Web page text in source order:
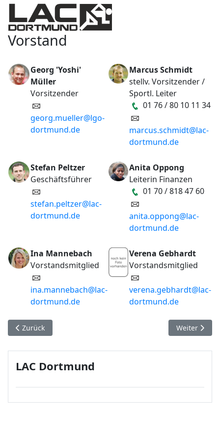
Vorstand
Georg 'Yoshi'
Müller
Vorsitzender
georg.mueller@lgo-
dortmund.de
Marcus Schmidt
stellv. Vorsitzender /
Sportl. Leiter
01 76 / 80 10 11 34
marcus.schmidt@lac-
dortmund.de
Stefan Peltzer
Geschäftsführer
stefan.peltzer@lac-
dortmund.de
Anita Oppong
Leiterin Finanzen
01 70 / 818 47 60
anita.oppong@lac-
dortmund.de
Ina Mannebach
Vorstandsmitglied
ina.mannebach@lac-
dortmund.de
Verena Gebhardt
Vorstandsmitglied
verena.gebhardt@lac-
dortmund.de
Vorheriger Beitrag: Trainingszeiten
Zurück Nächster
Weiter
LAC Dortmund